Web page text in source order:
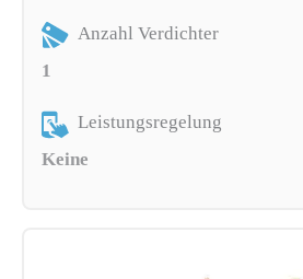
Anzahl Verdichter
1
Leistungsregelung
Keine